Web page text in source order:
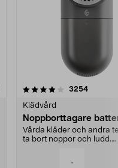
-
3254
Klädvård
Noppborttagare
Vårda kläder och andra
ta bort noppor och ludd.
4.5av 5 stjärnor